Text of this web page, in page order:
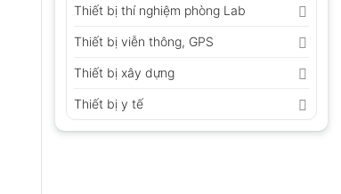
Thiết bị thí nghiệm phòng Lab
Thiết bị viễn thông, GPS
Thiết bị xây dựng
Thiết bị y tế